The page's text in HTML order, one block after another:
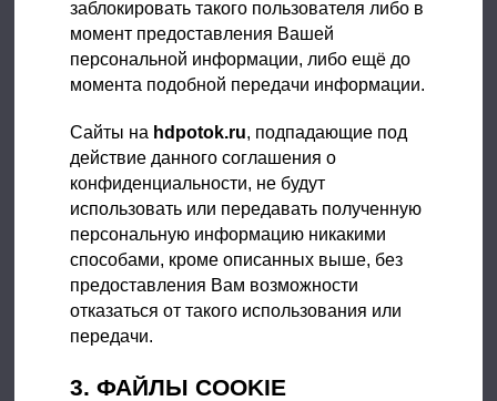
заблокировать такого пользователя либо в
момент предоставления Вашей
персональной информации, либо ещё до
момента подобной передачи информации.
Сайты на hdpotok.ru, подпадающие под
действие данного соглашения о
конфиденциальности, не будут
использовать или передавать полученную
персональную информацию никакими
способами, кроме описанных выше, без
предоставления Вам возможности
отказаться от такого использования или
передачи.
3. ФАЙЛЫ СOOKIE